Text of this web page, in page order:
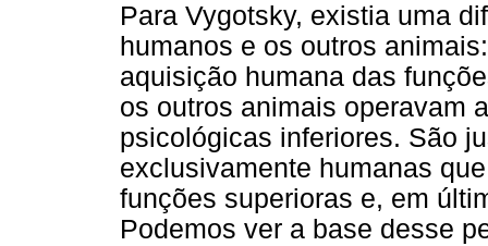
Para Vygotsky, existia uma
humanos e os outros
aquisição humana das
os outros animais operavam
psicológicas inferiores. São
exclusivamente humanas
funções superioras e, em
Podemos ver a base desse